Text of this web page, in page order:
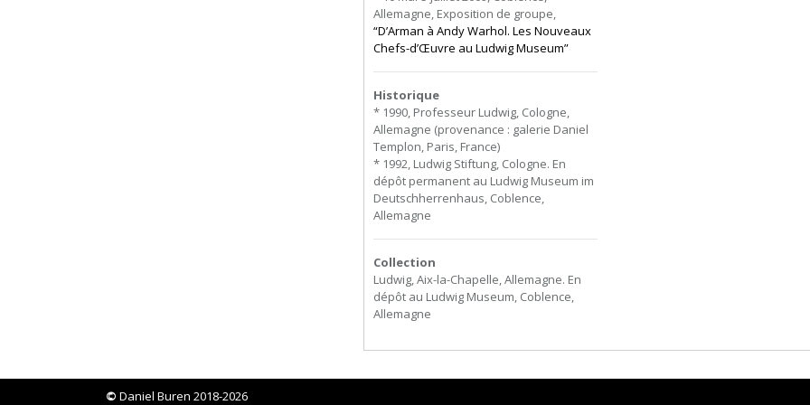
Allemagne, Exposition de groupe,
“D’Arman à Andy Warhol. Les Nouveaux
Chefs-d’Œuvre au Ludwig Museum”
Historique
* 1990, Professeur Ludwig, Cologne,
Allemagne (provenance : galerie Daniel
Templon, Paris, France)
* 1992, Ludwig Stiftung, Cologne. En
dépôt permanent au Ludwig Museum im
Deutschherrenhaus, Coblence,
Allemagne
Collection
Ludwig, Aix-la-Chapelle, Allemagne. En
dépôt au Ludwig Museum, Coblence,
Allemagne
© Daniel Buren 2018-2026